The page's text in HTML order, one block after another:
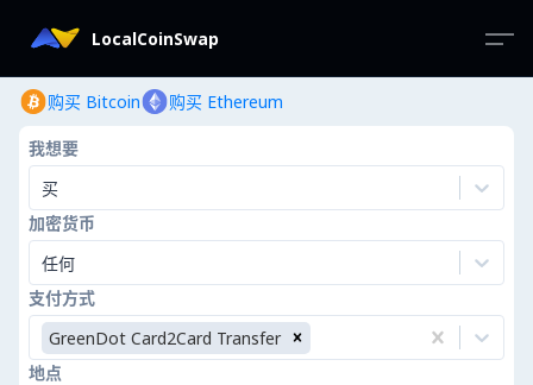
LocalCoinSwap
购买 Bitcoin 购买 Ethereum
我想要
买
加密货币
任何
支付方式
GreenDot Card2Card Transfer
地点